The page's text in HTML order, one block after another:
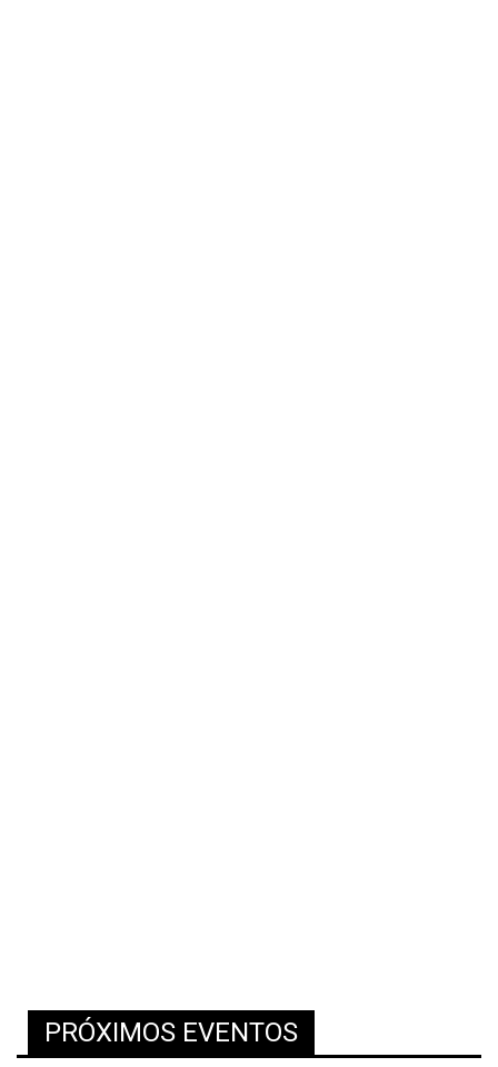
PRÓXIMOS EVENTOS